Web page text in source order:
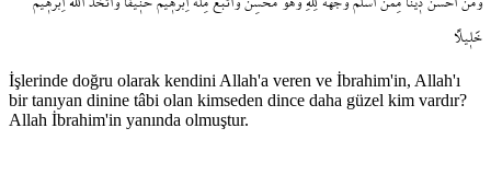
خَل۪يلاً
İşlerinde doğru olarak kendini Allah'a veren ve İbrahim'in, Allah'ı
bir tanıyan dinine tâbi olan kimseden dince daha güzel kim vardır?
Allah İbrahim'in yanında olmuştur.